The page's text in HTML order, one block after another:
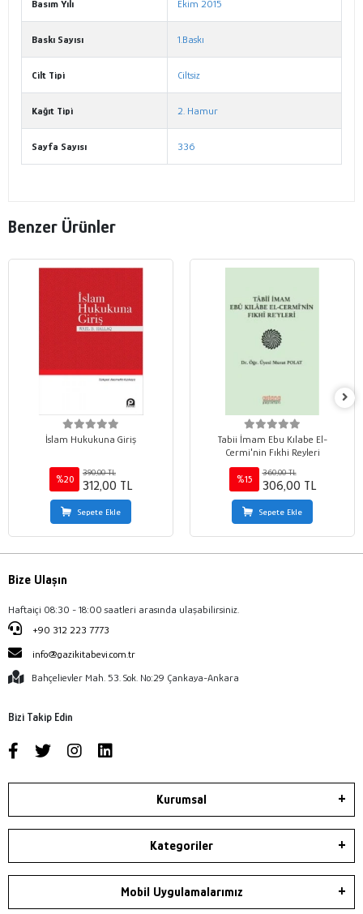
Basım Yılı Ekim 2015
Baskı Sayısı 1.Baskı
Cilt Tipi Ciltsiz
Kağıt Tipi 2. Hamur
Sayfa Sayısı 336
Benzer Ürünler
İslam Hukukuna Giriş
%20
390,00 TL
312,00 TL
Sepete Ekle
Tabii İmam Ebu Kılabe El-
Cermi'nin Fıkhi Reyleri
%15
360,00 TL
306,00 TL
Sepete Ekle
Bize Ulaşın
Haftaiçi 08:30 - 18:00 saatleri arasında ulaşabilirsiniz.
+90 312 223 7773
info@gazikitabevi.com.tr
Bahçelievler Mah. 53. Sok. No:29 Çankaya-Ankara
Bizi Takip Edin
Kurumsal
Kategoriler
Mobil Uygulamalarımız